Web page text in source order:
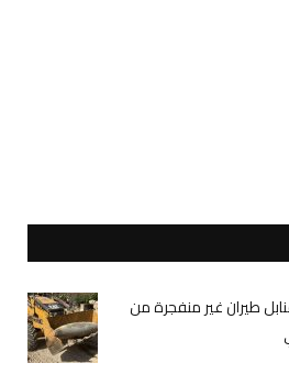
طيران غير منفجرة من